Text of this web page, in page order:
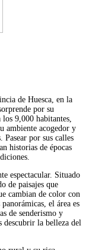
de Huesca, en la
por su
9,000 habitantes,
ambiente acogedor y
Pasear por sus calles
historias de épocas
espectacular. Situado
de paisajes que
cambian de color con
el área es
de senderismo y
descubrir la belleza del